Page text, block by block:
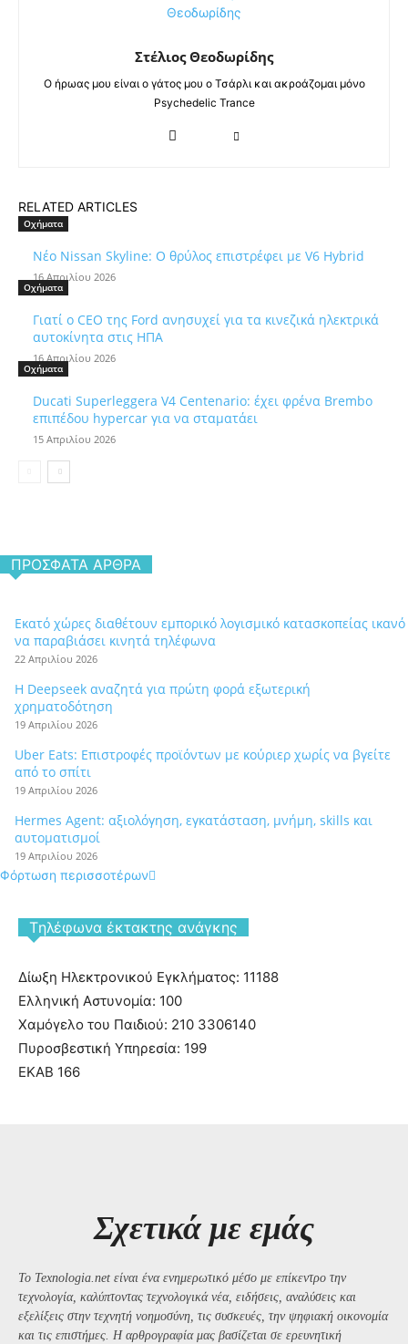
Στέλιος Θεοδωρίδης
Ο ήρωας μου είναι ο γάτος μου ο Τσάρλι και ακροάζομαι μόνο
Psychedelic Trance
RELATED ARTICLES
Οχήματα
Νέο Nissan Skyline: Ο θρύλος επιστρέφει με V6 Hybrid
16 Απριλίου 2026
Οχήματα
Γιατί ο CEO της Ford ανησυχεί για τα κινεζικά ηλεκτρικά
αυτοκίνητα στις ΗΠΑ
16 Απριλίου 2026
Οχήματα
Ducati Superleggera V4 Centenario: έχει φρένα Brembo
επιπέδου hypercar για να σταματάει
15 Απριλίου 2026
ΠΡΌΣΦΑΤΑ ΆΡΘΡΑ
Εκατό χώρες διαθέτουν εμπορικό λογισμικό κατασκοπείας ικανό
να παραβιάσει κινητά τηλέφωνα
22 Απριλίου 2026
Η Deepseek αναζητά για πρώτη φορά εξωτερική
χρηματοδότηση
19 Απριλίου 2026
Uber Eats: Επιστροφές προϊόντων με κούριερ χωρίς να βγείτε
από το σπίτι
19 Απριλίου 2026
Hermes Agent: αξιολόγηση, εγκατάσταση, μνήμη, skills και
αυτοματισμοί
19 Απριλίου 2026
Φόρτωση περισσοτέρων
Tηλέφωνα έκτακτης ανάγκης
Δίωξη Ηλεκτρονικού Εγκλήματος: 11188
Ελληνική Αστυνομία: 100
Χαμόγελο του Παιδιού: 210 3306140
Πυροσβεστική Υπηρεσία: 199
ΕΚΑΒ 166
Σχετικά με εμάς
Το Texnologia.net είναι ένα ενημερωτικό μέσο με επίκεντρο την
τεχνολογία, καλύπτοντας τεχνολογικά νέα, ειδήσεις, αναλύσεις και
εξελίξεις στην τεχνητή νοημοσύνη, τις συσκευές, την ψηφιακή οικονομία
και τις επιστήμες. Η αρθρογραφία μας βασίζεται σε ερευνητική